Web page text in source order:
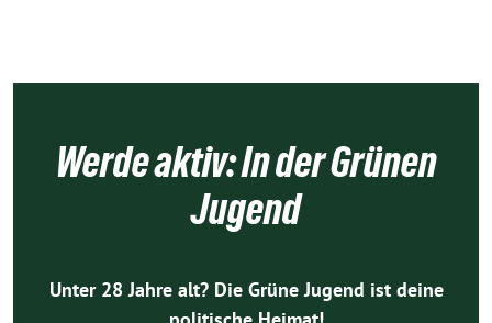
Werde aktiv: In der Grünen
Jugend
Unter 28 Jahre alt? Die Grüne Jugend ist deine